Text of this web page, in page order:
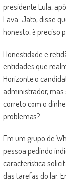
presidente Lula,
Lava-Jato, disse
honesto, é preciso
Honestidade e
entidades que
Horizonte o
administrador,
correto com o
problemas?
Em um grupo de
pessoa pedindo
característica
das tarefas do lar.